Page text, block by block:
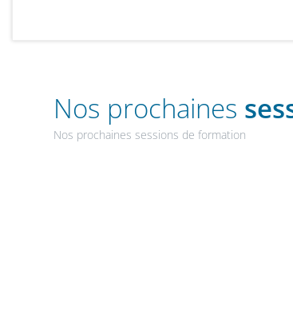
Nos prochaines
Nos prochaines sessions de formation